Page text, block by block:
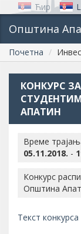
Ћир
Општина
Почетна
КОНКУРС
АПАТИН
Време
05.11.2018. -
Конкурс
Општина
Текст конкурса